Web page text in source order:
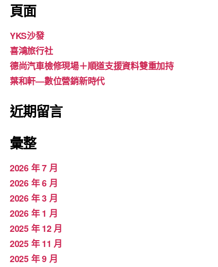
頁面
YKS沙發
喜鴻旅行社
德尚汽車檢修現場＋順道支援資料雙重加持
葉和軒—數位營銷新時代
近期留言
彙整
2026 年 7 月
2026 年 6 月
2026 年 3 月
2026 年 1 月
2025 年 12 月
2025 年 11 月
2025 年 9 月